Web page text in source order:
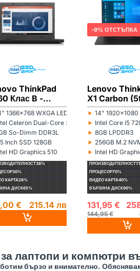
ThinkPad
Клас B -
лаптоп
1366x768 WXGA LED 16:9
Celeron Dual-Core 3855U 1600MHz 2MB
So-Dimm DDR3L
диск:
Inch SSD 128GB
HD Graphics 510
38%
30%
КАРТА28%
ДИСК65%
€ 215.14 лв
9% ОТСТЪПКА
Lenovo
X1 Carbon
Gen) Клас B
Реновиран
‣
Монитор:
14" 1920x1080
‣
Процесор:
Intel Core i5
‣
Рам памет:
8GB LPDDR3
‣
Хард диск:
256GB M.2
‣
Видеокарта:
Intel HD
ПРОИЗВОДИТЕЛНОСТ
ПРОЦЕСОР70%
ВИДЕО КАРТА40%
БЪРЗИНА ДИСК90%
131,95 €
144,95 €
лаптопи и компютри
бързо и внимателно.